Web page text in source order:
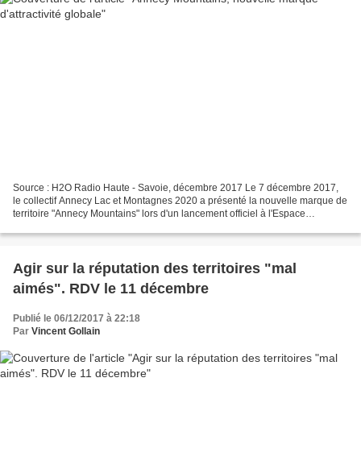
Source : H2O Radio Haute - Savoie, décembre 2017 Le 7 décembre 2017,
le collectif Annecy Lac et Montagnes 2020 a présenté la nouvelle marque de
territoire "Annecy Mountains" lors d'un lancement officiel à l'Espace
Agir sur la réputation des territoires "mal
aimés". RDV le 11 décembre
Publié le 06/12/2017 à 22:18
Par Vincent Gollain